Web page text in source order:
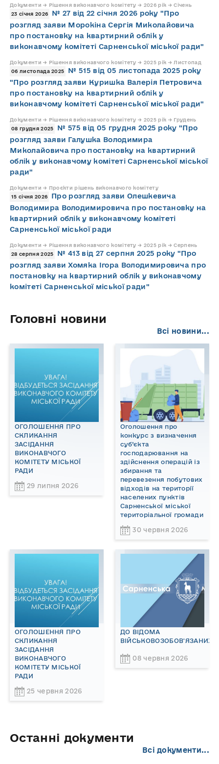
Документи → Рішення виконавчого комітету → 2026 рік → Січень
23 січня 2026
№ 27 від 22 січня 2026 року "Про
розгляд заяви Морокіна Сергія Миколайовича
про постановку на квартирний облік у
виконавчому комітеті Сарненської міської ради"
Документи → Рішення виконавчого комітету → 2025 рік → Листопад
06 листопада 2025
№ 515 від 05 листопада 2025 року
"Про розгляд заяви Куришка Валерія Петровича
про постановку на квартирний облік у
виконавчому комітеті Сарненської міської ради"
Документи → Рішення виконавчого комітету → 2025 рік → Грудень
08 грудня 2025
№ 575 від 05 грудня 2025 року "Про
розгляд заяви Галушка Володимира
Миколайовича про постановку на квартирний
облік у виконавчому комітеті Сарненської міської
ради"
Документи → Проєкти рішень виконавчого комітету
15 січня 2026
Про розгляд заяви Олешкевича
Володимира Володимировича про постановку на
квартирний облік у виконавчому комітеті
Сарненської міської ради
Документи → Рішення виконавчого комітету → 2025 рік → Серпень
28 серпня 2025
№ 413 від 27 серпня 2025 року "Про
розгляд заяви Хомяка Ігора Володимировича про
постановку на квартирний облік у виконавчому
комітеті Сарненської міської ради"
Головні новини
Всі новини...
ОГОЛОШЕННЯ ПРО
СКЛИКАННЯ
ЗАСІДАННЯ
ВИКОНАВЧОГО
КОМІТЕТУ МІСЬКОЇ
РАДИ
29 липня 2026
Оголошення про
конкурс з визначення
суб’єкта
господарювання на
здійснення операцій із
збирання та
перевезення побутових
відходів на території
населених пунктів
Сарненської міської
територіальної громади
30 червня 2026
ОГОЛОШЕННЯ ПРО
СКЛИКАННЯ
ЗАСІДАННЯ
ВИКОНАВЧОГО
КОМІТЕТУ МІСЬКОЇ
РАДИ
25 червня 2026
ДО ВІДОМА
ВІЙСЬКОВОЗОБОВ'ЯЗАНИХ!
08 червня 2026
Останні документи
Всі документи...